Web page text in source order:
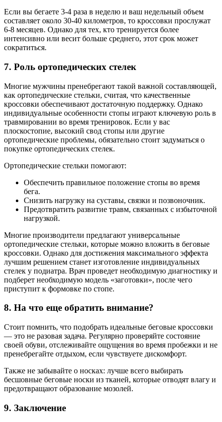
Если вы бегаете 3-4 раза в неделю и ваш недельный объем
составляет около 30-40 километров, то кроссовки прослужат
6-8 месяцев. Однако для тех, кто тренируется более
интенсивно или весит больше среднего, этот срок может
сократиться.
7. Роль ортопедических стелек
Многие мужчины пренебрегают такой важной составляющей,
как ортопедические стельки, считая, что качественные
кроссовки обеспечивают достаточную поддержку. Однако
индивидуальные особенности стопы играют ключевую роль в
травмировании во время тренировок. Если у вас
плоскостопие, высокий свод стопы или другие
ортопедические проблемы, обязательно стоит задуматься о
покупке ортопедических стелек.
Ортопедические стельки помогают:
Обеспечить правильное положение стопы во время
бега.
Снизить нагрузку на суставы, связки и позвоночник.
Предотвратить развитие травм, связанных с избыточной
нагрузкой.
Многие производители предлагают универсальные
ортопедические стельки, которые можно вложить в беговые
кроссовки. Однако для достижения максимального эффекта
лучшим решением станет изготовление индивидуальных
стелек у подиатра. Врач проведет необходимую диагностику и
подберет необходимую модель «заготовки», после чего
приступит к формовке по стопе.
8. На что еще обратить внимание?
Стоит помнить, что подобрать идеальные беговые кроссовки
— это не разовая задача. Регулярно проверяйте состояние
своей обуви, отслеживайте ощущения во время пробежки и не
пренебрегайте отдыхом, если чувствуете дискомфорт.
Также не забывайте о носках: лучше всего выбирать
бесшовные беговые носки из тканей, которые отводят влагу и
предотвращают образование мозолей.
9. Заключение